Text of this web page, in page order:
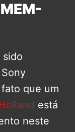
sido
que um
está
neste